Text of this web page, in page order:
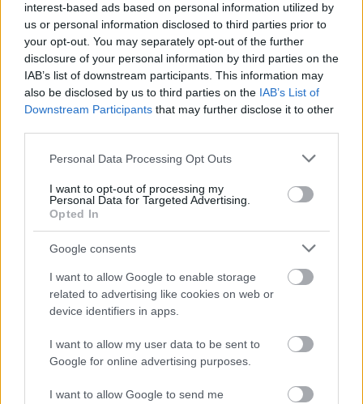
interest-based ads based on personal information utilized by
us or personal information disclosed to third parties prior to
your opt-out. You may separately opt-out of the further
disclosure of your personal information by third parties on the
IAB’s list of downstream participants. This information may
also be disclosed by us to third parties on the IAB’s List of
Downstream Participants that may further disclose it to other
Please note that this website/app uses one or more Google
not limited to your visit or usage behaviour. You may click to
grant or deny consent to Google and its third-party tags to
use your data for below specified purposes in below Google
Personal Data Processing Opt Outs
I want to opt-out of processing my
Personal Data for Targeted Advertising.
Opted In
Google consents
I want to allow Google to enable storage
related to advertising like cookies on web or
device identifiers in apps.
I want to allow my user data to be sent to
Google for online advertising purposes.
I want to allow Google to send me